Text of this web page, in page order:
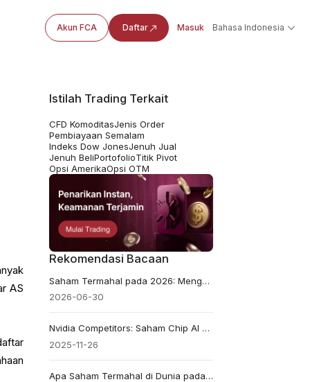
Akun FCA Daftar Masuk Bahasa Indonesia
AS
Istilah Trading Terkait
CFD KomoditasJenis Order
Pembiayaan Semalam
Indeks Dow JonesJenuh Jual
Jenuh BeliPortofolioTitik Pivot
Opsi AmerikaOpsi OTM
Rekomendasi Bacaan
Saham Termahal pada 2026: Mengapa BRK.A Masih Memimpin Pasar di Atas $740,000
2026-06-30
Nvidia Competitors: Saham Chip AI Teratas yang Patut Diperhatikan Saat Ini
2025-11-26
Apa Saham Termahal di Dunia pada Tahun 2025?